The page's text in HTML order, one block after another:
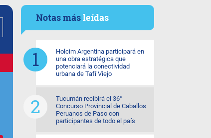
Notas másleídas
Holcim Argentina participará en
una obra estratégica que
potenciará la conectividad
urbana de Tafí Viejo
Tucumán recibirá el 36°
Concurso Provincial de Caballos
Peruanos de Paso con
participantes de todo el país